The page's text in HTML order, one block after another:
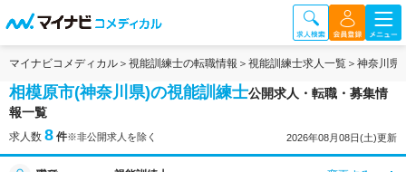
マイナビコメディカル 視能訓練士の転職情報 視能訓練士求人一覧 神奈川県
相模原市(神奈川県)の視能訓練士公開求人・転職・募集情
報一覧
求人数 8 件※非公開求人を除く 2026年08月08日(土)更新